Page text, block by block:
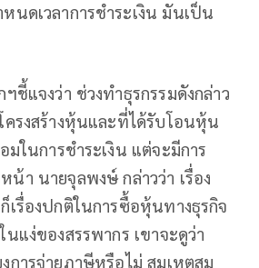
นดเวลาการชำระเงิน มันเป็น
ชี้แจงว่า ช่วงทำธุรกรรมดังกล่าว
ครงสร้างหุ้นและที่ได้รับโอนหุ้น
มในการชำระเงิน แต่จะมีการ
น้า นายจุลพงษ์ กล่าวว่า เรื่อง
เรื่องปกติในการซื้อหุ้นทางธุรกิจ
แง่ของสรรพากร เขาจะดูว่า
การจ่ายภาษีหรือไม่ สมเหตุสม